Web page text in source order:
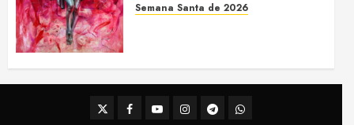
Semana Santa de 2026
22 DE FEBRERO DE 2026
0
TwitterFacebook
YoutubeInstagram
TelegramWhatsApp